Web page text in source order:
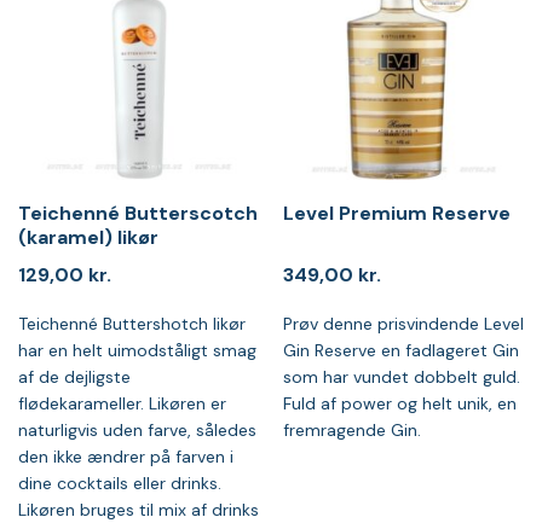
Teichenné Butterscotch
(karamel) likør
129,00 kr.
Teichenné Buttershotch likør
har en helt uimodståligt smag
af de dejligste
flødekarameller. Likøren er
naturligvis uden farve, således
den ikke ændrer på farven i
dine cocktails eller drinks.
Likøren bruges til mix af drinks
Level Premium Reserve
349,00 kr.
Prøv denne prisvindende Level
Gin Reserve en fadlageret Gin
som har vundet dobbelt guld.
Fuld af power og helt unik, en
fremragende Gin.